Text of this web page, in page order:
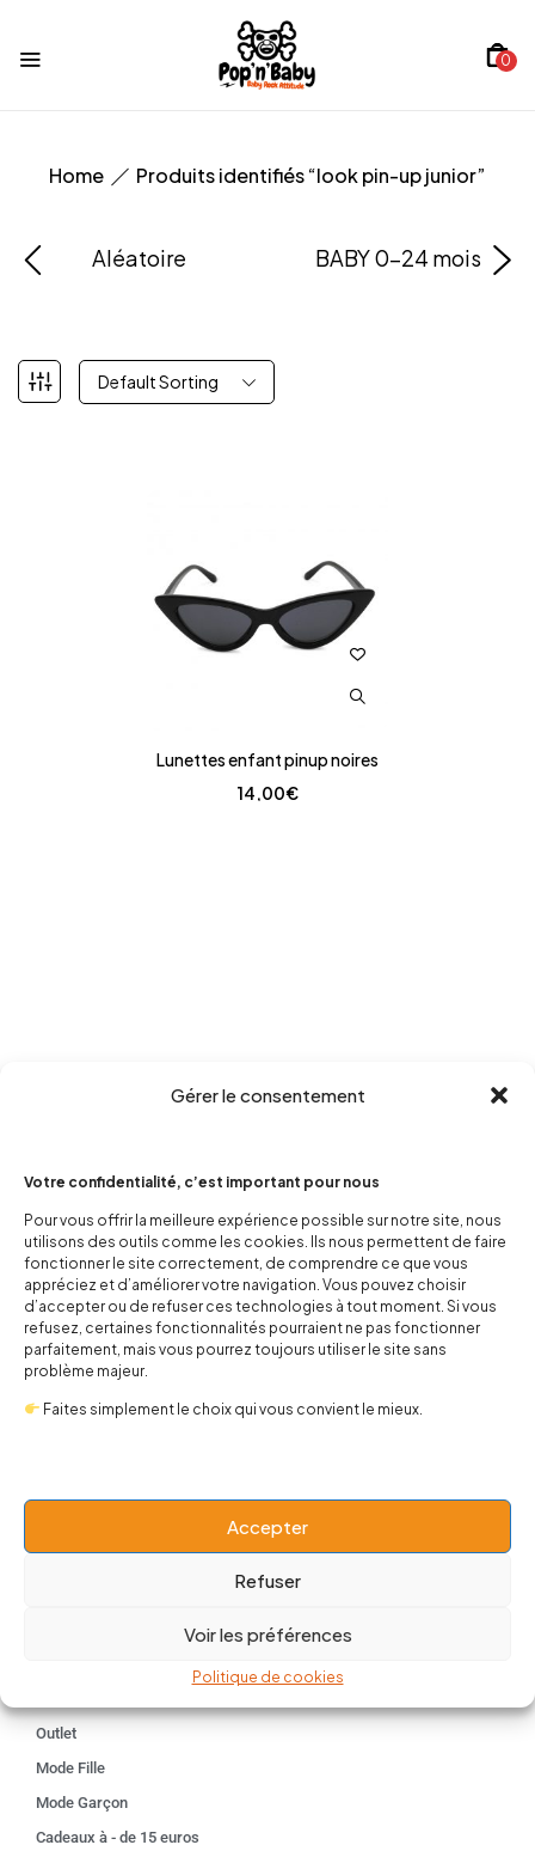
Gérer le consentement
Votre confidentialité, c’est important pour nous
Pour vous offrir la meilleure expérience possible sur notre site, nous
utilisons des outils comme les cookies. Ils nous permettent de faire
fonctionner le site correctement, de comprendre ce que vous
appréciez et d’améliorer votre navigation. Vous pouvez choisir
d’accepter ou de refuser ces technologies à tout moment. Si vous
refusez, certaines fonctionnalités pourraient ne pas fonctionner
parfaitement, mais vous pourrez toujours utiliser le site sans
problème majeur.
Faites simplement le choix qui vous convient le mieux.
Accepter
Refuser
Voir les préférences
Politique de cookies
0
Home Produits identifiés “look pin-up junior”
Aléatoire BABY 0-24 mois
Default Sorting
Lunettes enfant pinup noires
14,00€
contact@popnbaby.com
+33 01 64 62 14 89
Follow us
Outlet
Mode Fille
Mode Garçon
Cadeaux à - de 15 euros